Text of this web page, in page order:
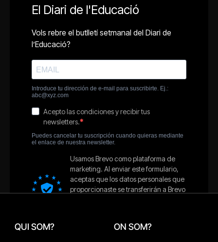
QUI SOM? ON SOM?